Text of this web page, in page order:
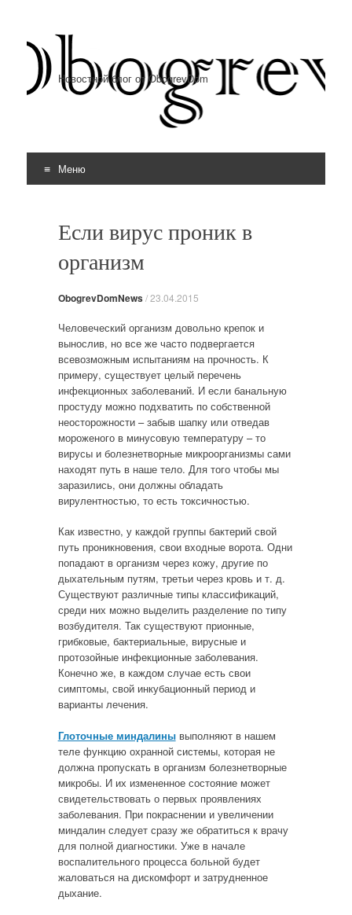
Новостной блог от ObogrevDom
Меню
Если вирус проник в
организм
ObogrevDomNews/23.04.2015
Человеческий организм довольно крепок и
вынослив, но все же часто подвергается
всевозможным испытаниям на прочность. К
примеру, существует целый перечень
инфекционных заболеваний. И если банальную
простуду можно подхватить по собственной
неосторожности – забыв шапку или отведав
мороженого в минусовую температуру – то
вирусы и болезнетворные микроорганизмы сами
находят путь в наше тело. Для того чтобы мы
заразились, они должны обладать
вирулентностью, то есть токсичностью.
Как известно, у каждой группы бактерий свой
путь проникновения, свои входные ворота. Одни
попадают в организм через кожу, другие по
дыхательным путям, третьи через кровь и т. д.
Существуют различные типы классификаций,
среди них можно выделить разделение по типу
возбудителя. Так существуют прионные,
грибковые, бактериальные, вирусные и
протозойные инфекционные заболевания.
Конечно же, в каждом случае есть свои
симптомы, свой инкубационный период и
варианты лечения.
Глоточные миндалинывыполняют в нашем
теле функцию охранной системы, которая не
должна пропускать в организм болезнетворные
микробы. И их измененное состояние может
свидетельствовать о первых проявлениях
заболевания. При покраснении и увеличении
миндалин следует сразу же обратиться к врачу
для полной диагностики. Уже в начале
воспалительного процесса больной будет
жаловаться на дискомфорт и затрудненное
дыхание.